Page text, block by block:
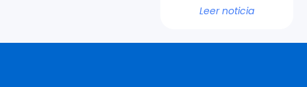
Leer noticia